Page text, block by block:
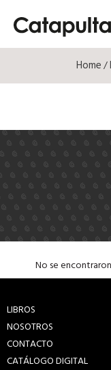
Home/
No se
LIBROS
NOSOTROS
CONTACTO
CATÁLOGO DIGITAL